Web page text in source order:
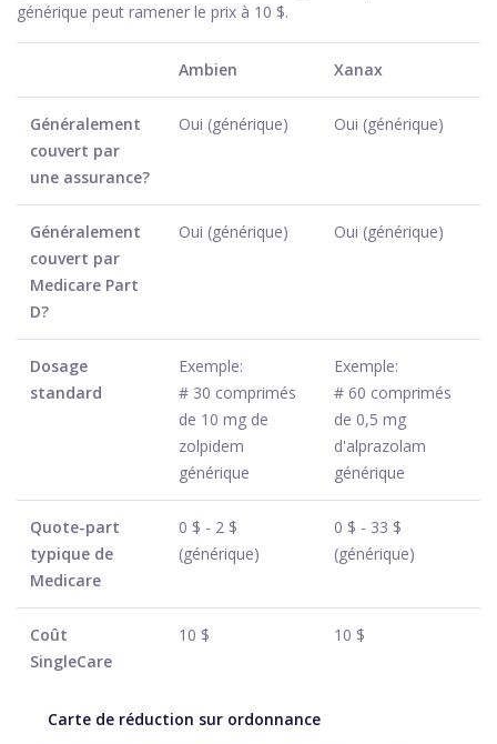
générique peut ramener le prix à 10 $.
Ambien Xanax
Généralement
couvert par
une assurance?
Oui (générique) Oui (générique)
Généralement
couvert par
Medicare Part
D?
Oui (générique) Oui (générique)
Dosage
standard
Exemple:
# 30 comprimés
de 10 mg de
zolpidem
générique
Exemple:
# 60 comprimés
de 0,5 mg
d'alprazolam
générique
Quote-part
typique de
Medicare
0 $ - 2 $
(générique)
0 $ - 33 $
(générique)
Coût
SingleCare
10 $ 10 $
Carte de réduction sur ordonnance